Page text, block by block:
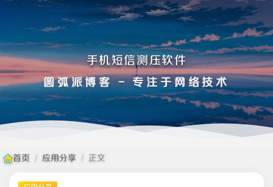
手机短信测压软件
圆弧派博客 - 专注于网络技术
首页 / 应用分享 / 正文